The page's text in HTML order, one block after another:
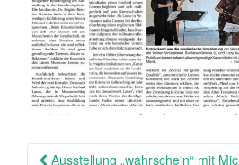
Beitragsnavigation
Ausstellung „wahrschein“ mit